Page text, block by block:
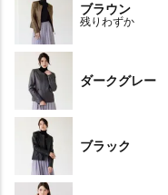
ブラウン
残りわずか
ダークグレー
ブラック